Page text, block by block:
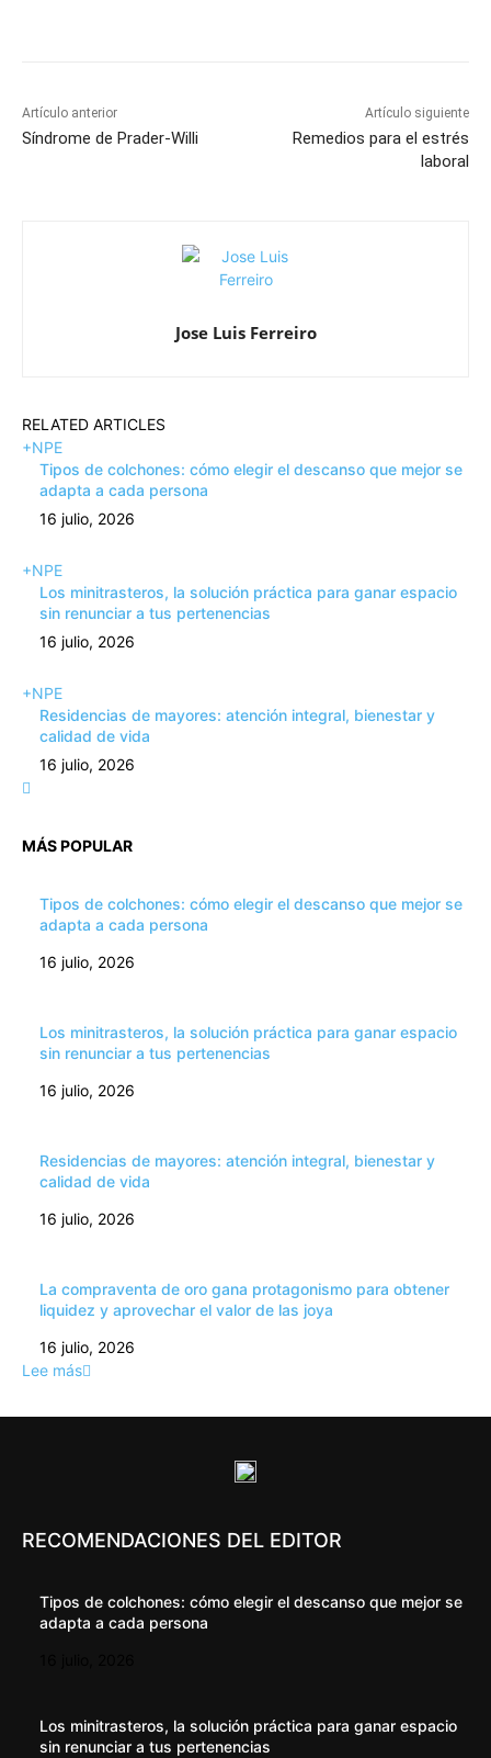
Artículo anterior
Síndrome de Prader-Willi
Artículo siguiente
Remedios para el estrés
laboral
Jose Luis Ferreiro
RELATED ARTICLES
+NPE
Tipos de colchones: cómo elegir el descanso que mejor se
adapta a cada persona
16 julio, 2026
+NPE
Los minitrasteros, la solución práctica para ganar espacio
sin renunciar a tus pertenencias
16 julio, 2026
+NPE
Residencias de mayores: atención integral, bienestar y
calidad de vida
16 julio, 2026
MÁS POPULAR
Tipos de colchones: cómo elegir el descanso que mejor se
adapta a cada persona
16 julio, 2026
Los minitrasteros, la solución práctica para ganar espacio
sin renunciar a tus pertenencias
16 julio, 2026
Residencias de mayores: atención integral, bienestar y
calidad de vida
16 julio, 2026
La compraventa de oro gana protagonismo para obtener
liquidez y aprovechar el valor de las joya
16 julio, 2026
Lee más
RECOMENDACIONES DEL EDITOR
Tipos de colchones: cómo elegir el descanso que mejor se
adapta a cada persona
Los minitrasteros, la solución práctica para ganar espacio
sin renunciar a tus pertenencias